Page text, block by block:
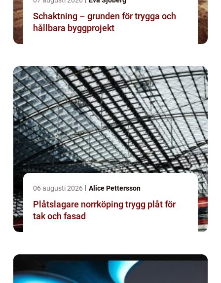
Schaktning – grunden för trygga och
hållbara byggprojekt
06 augusti 2026 Alice Pettersson
Plåtslagare norrköping trygg plåt för
tak och fasad